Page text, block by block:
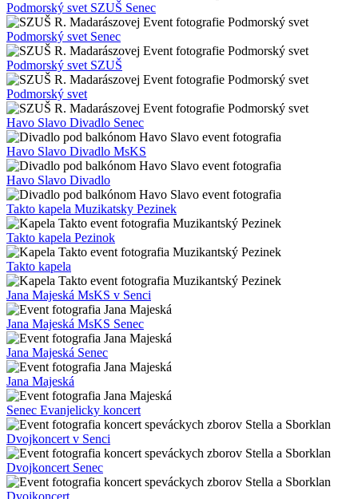
Podmorský svet SZUŠ Senec
Podmorský svet Senec
Podmorský svet SZUŠ
Podmorský svet
Havo Slavo Divadlo Senec
Havo Slavo Divadlo MsKS
Havo Slavo Divadlo
Takto kapela Muzikatsky Pezinek
Takto kapela Pezinok
Takto kapela
Jana Majeská MsKS v Senci
Jana Majeská MsKS Senec
Jana Majeská Senec
Jana Majeská
Senec Evanjelicky koncert
Dvojkoncert v Senci
Dvojkoncert Senec